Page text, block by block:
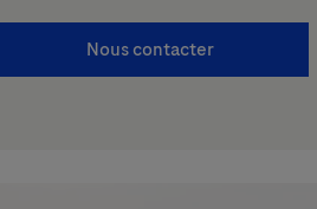
Nous contacter